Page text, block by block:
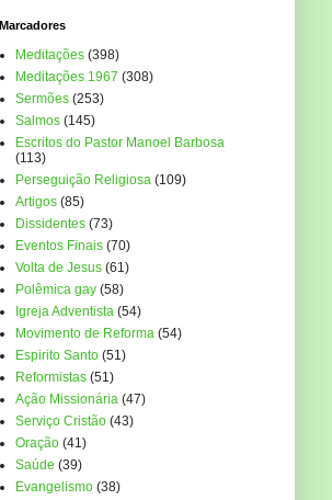
Marcadores
Meditações (398)
Meditações 1967 (308)
Sermões (253)
Salmos (145)
Escritos do Pastor Manoel Barbosa
(113)
Perseguição Religiosa (109)
Artigos (85)
Dissidentes (73)
Eventos Finais (70)
Volta de Jesus (61)
Polêmica gay (58)
Igreja Adventista (54)
Movimento de Reforma (54)
Espirito Santo (51)
Reformistas (51)
Ação Missionária (47)
Serviço Cristão (43)
Oração (41)
Saúde (39)
Evangelismo (38)